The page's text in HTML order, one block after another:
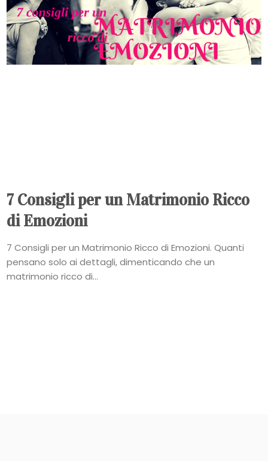
7 Consigli per un Matrimonio Ricco
di Emozioni
7 Consigli per un Matrimonio Ricco di Emozioni. Quanti
pensano solo ai dettagli, dimenticando che un
matrimonio ricco di...